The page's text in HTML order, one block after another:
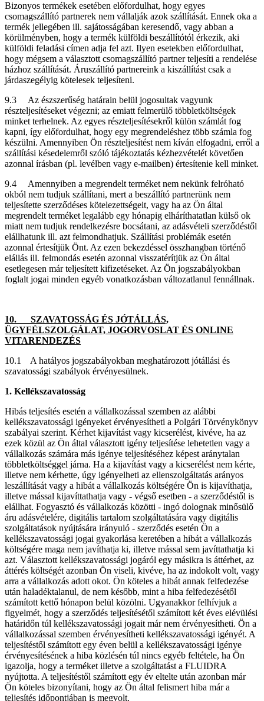
Bizonyos termékek esetében előfordulhat, hogy egyes
csomagszállító partnerek nem vállalják azok szállítását. Ennek oka a
termék jellegében ill. sajátosságában keresendő, vagy abban a
körülményben, hogy a termék külföldi beszállítótól érkezik, aki
külföldi feladási címen adja fel azt. Ilyen esetekben előfordulhat,
hogy mégsem a választott csomagszállító partner teljesíti a rendelése
házhoz szállítását. Áruszállító partnereink a kiszállítást csak a
járdaszegélyig kötelesek teljesíteni.
9.3 Az észszerűség határain belül jogosultak vagyunk
részteljesítéseket végezni; az emiatt felmerülő többletköltségek
minket terhelnek. Az egyes részteljesítésekről külön számlát fog
kapni, így előfordulhat, hogy egy megrendeléshez több számla fog
készülni. Amennyiben Ön részteljesítést nem kíván elfogadni, erről a
szállítási késedelemről szóló tájékoztatás kézhezvételét követően
azonnal írásban (pl. levélben vagy e-mailben) értesítenie kell minket.
9.4 Amennyiben a megrendelt terméket nem nekünk felróható
okból nem tudjuk szállítani, mert a beszállító partnerünk nem
teljesítette szerződéses kötelezettségeit, vagy ha az Ön által
megrendelt terméket legalább egy hónapig elháríthatatlan külső ok
miatt nem tudjuk rendelkezésre bocsátani, az adásvételi szerződéstől
elállhatunk ill. azt felmondhatjuk. Szállítási problémák esetén
azonnal értesítjük Önt. Az ezen bekezdéssel összhangban történő
elállás ill. felmondás esetén azonnal visszatérítjük az Ön által
esetlegesen már teljesített kifizetéseket. Az Ön jogszabályokban
foglalt jogai minden egyéb vonatkozásban változatlanul fennállnak.
10. SZAVATOSSÁG ÉS JÓTÁLLÁS,
ÜGYFÉLSZOLGÁLAT, JOGORVOSLAT ÉS ONLINE
VITARENDEZÉS
10.1 A hatályos jogszabályokban meghatározott jótállási és
szavatossági szabályok érvényesülnek.
1. Kellékszavatosság
Hibás teljesítés esetén a vállalkozással szemben az alábbi
kellékszavatossági igényeket érvényesítheti a Polgári Törvénykönyv
szabályai szerint. Kérhet kijavítást vagy kicserélést, kivéve, ha az
ezek közül az Ön által választott igény teljesítése lehetetlen vagy a
vállalkozás számára más igénye teljesítéséhez képest aránytalan
többletköltséggel járna. Ha a kijavítást vagy a kicserélést nem kérte,
illetve nem kérhette, úgy igényelheti az ellenszolgáltatás arányos
leszállítását vagy a hibát a vállalkozás költségére Ön is kijavíthatja,
illetve mással kijavíttathatja vagy - végső esetben - a szerződéstől is
elállhat. Fogyasztó és vállalkozás közötti - ingó dolognak minősülő
áru adásvételére, digitális tartalom szolgáltatására vagy digitális
szolgáltatások nyújtására irányuló - szerződés esetén Ön a
kellékszavatossági jogai gyakorlása keretében a hibát a vállalkozás
költségére maga nem javíthatja ki, illetve mással sem javíttathatja ki
azt. Választott kellékszavatossági jogáról egy másikra is áttérhet, az
áttérés költségét azonban Ön viseli, kivéve, ha az indokolt volt, vagy
arra a vállalkozás adott okot. Ön köteles a hibát annak felfedezése
után haladéktalanul, de nem később, mint a hiba felfedezésétől
számított kettő hónapon belül közölni. Ugyanakkor felhívjuk a
figyelmét, hogy a szerződés teljesítésétől számított két éves elévülési
határidőn túl kellékszavatossági jogait már nem érvényesítheti. Ön a
vállalkozással szemben érvényesítheti kellékszavatossági igényét. A
teljesítéstől számított egy éven belül a kellékszavatossági igénye
érvényesítésének a hiba közlésén túl nincs egyéb feltétele, ha Ön
igazolja, hogy a terméket illetve a szolgáltatást a FLUIDRA
nyújtotta. A teljesítéstől számított egy év eltelte után azonban már
Ön köteles bizonyítani, hogy az Ön által felismert hiba már a
teljesítés időpontjában is megvolt.